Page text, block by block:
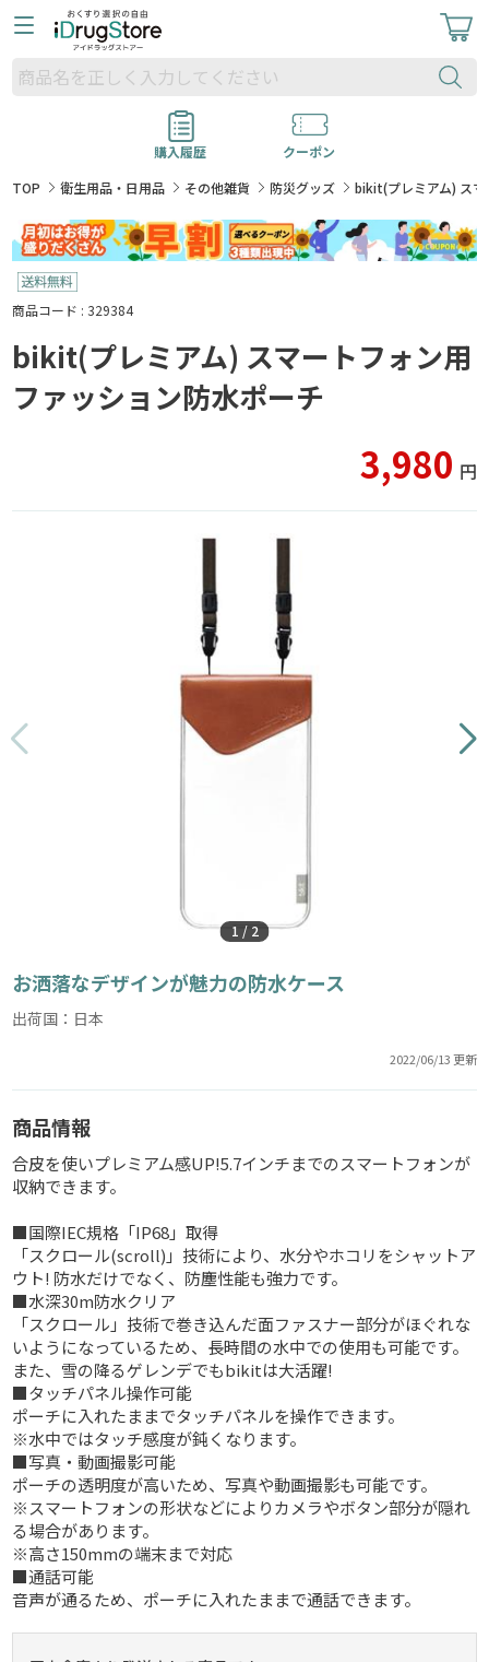
購入履歴
クーポン
TOP
衛生用品・日用品 その他雑貨 防災グッズ bikit(プレミアム) ス
商品コード : 329384
bikit(プレミアム) スマートフォン用
ファッション防水ポーチ
3,980 円
1 / 2
お洒落なデザインが魅力の防水ケース
出荷国：日本
2022/06/13 更新
商品情報
合皮を使いプレミアム感UP!5.7インチまでのスマートフォンが
収納できます。
■国際IEC規格「IP68」取得
「スクロール(scroll)」技術により、水分やホコリをシャットア
ウト! 防水だけでなく、防塵性能も強力です。
■水深30m防水クリア
「スクロール」技術で巻き込んだ面ファスナー部分がほぐれな
いようになっているため、長時間の水中での使用も可能です。
また、雪の降るゲレンデでもbikitは大活躍!
■タッチパネル操作可能
ポーチに入れたままでタッチパネルを操作できます。
※水中ではタッチ感度が鈍くなります。
■写真・動画撮影可能
ポーチの透明度が高いため、写真や動画撮影も可能です。
※スマートフォンの形状などによりカメラやボタン部分が隠れ
る場合があります。
※高さ150mmの端末まで対応
■通話可能
音声が通るため、ポーチに入れたままで通話できます。